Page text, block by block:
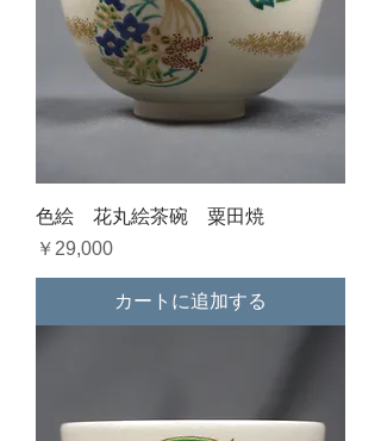
色絵 花丸絵茶碗 粟田焼
価格
￥29,000
カートに追加する